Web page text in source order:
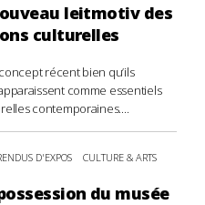
leitmotiv des
culturelles
récent bien qu’ils
comme essentiels
contemporaines....
D'EXPOS CULTURE & ARTS
du musée